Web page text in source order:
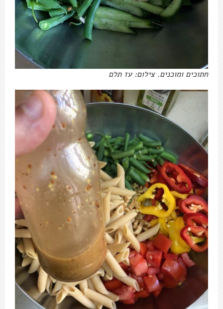
חתוכים ומוכנים. צילום: עז תלם